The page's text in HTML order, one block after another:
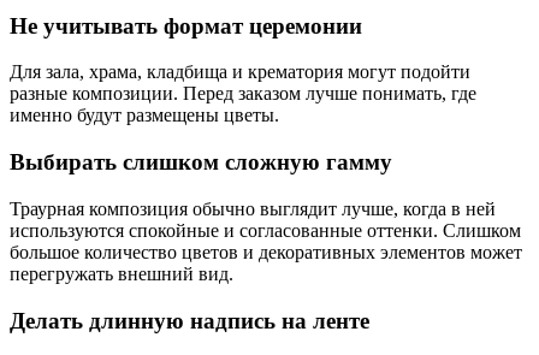
Не учитывать формат церемонии
Для зала, храма, кладбища и крематория могут подойти
разные композиции. Перед заказом лучше понимать, где
именно будут размещены цветы.
Выбирать слишком сложную гамму
Траурная композиция обычно выглядит лучше, когда в ней
используются спокойные и согласованные оттенки. Слишком
большое количество цветов и декоративных элементов может
перегружать внешний вид.
Делать длинную надпись на ленте